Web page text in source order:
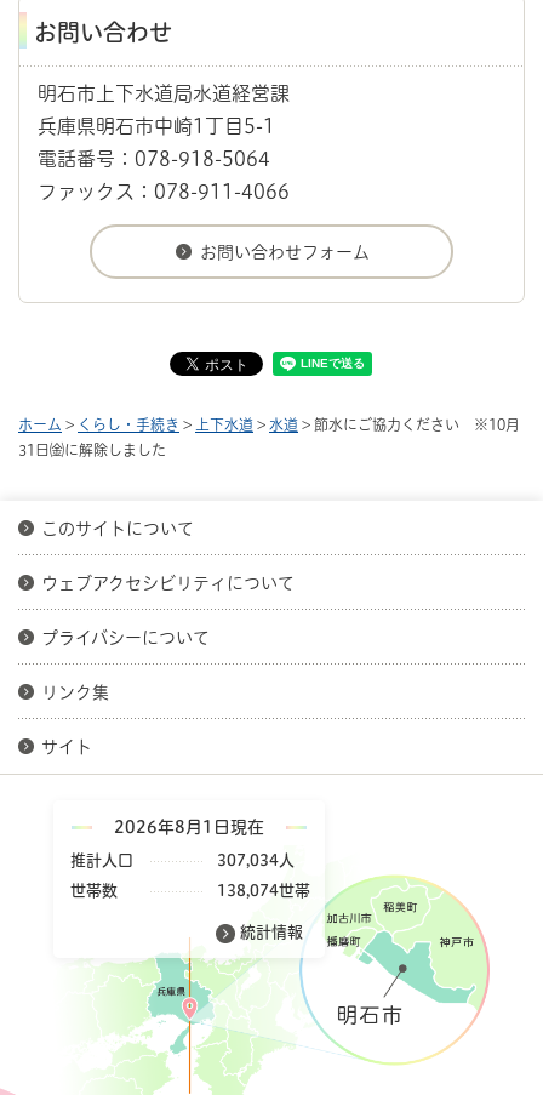
お問い合わせ
明石市上下水道局水道経営課
兵庫県明石市中崎1丁目5-1
電話番号：078-918-5064
ファックス：078-911-4066
ホーム > くらし・手続き > 上下水道 > 水道 > 節水にご協力ください ※10月
31日㈮に解除しました
このサイトについて
ウェブアクセシビリティについて
プライバシーについて
リンク集
サイト
2026年8月1日現在
推計人口
307,034人
世帯数
138,074世帯
統計情報